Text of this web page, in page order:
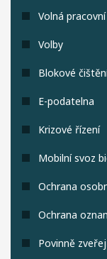
Volná
Volby
Blokové
E-podatelna
Krizové řízení
Mobilní svoz
Ochrana
Ochrana
Povinně